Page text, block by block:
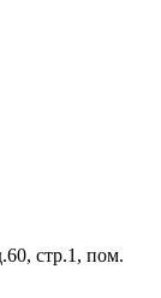
стр.1, пом.